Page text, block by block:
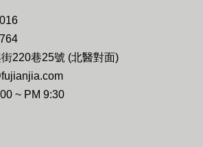
220巷25號 (北醫對面)
~ PM 9:30